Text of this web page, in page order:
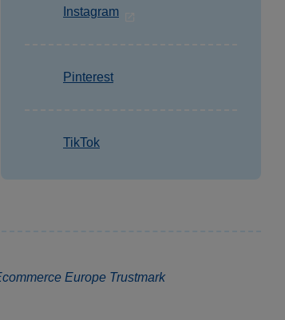
Instagram
Pinterest
TikTok